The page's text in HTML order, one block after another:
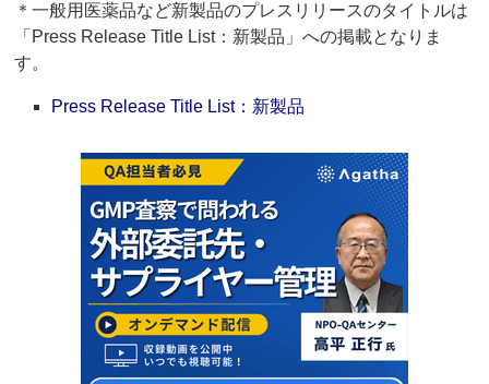
＊一般用医薬品など新製品のプレスリリースのタイトルは
「Press Release Title List：新製品」への掲載となりま
す。
Press Release Title List：新製品